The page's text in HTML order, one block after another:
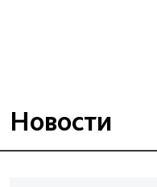
Новости